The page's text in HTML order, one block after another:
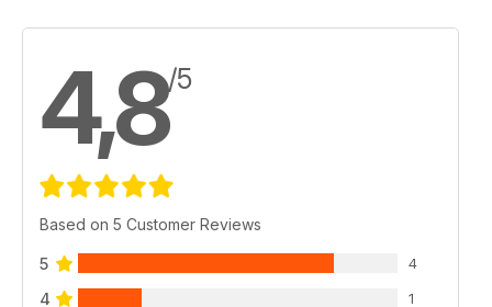
*** Das und vieles mehr! Dazu interessante Video-Links,
Bildergalerien und die praktische Text-Funktion fürs einfache
*** Viel Spaß mit dieser Power-Wrestling!
4,8/5
Based on 5 Customer Reviews
5 4
4 1